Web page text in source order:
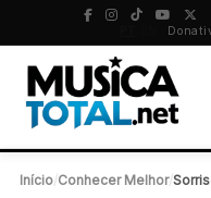
Início Conhecer Melhor/